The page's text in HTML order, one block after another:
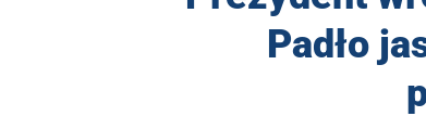
Padło